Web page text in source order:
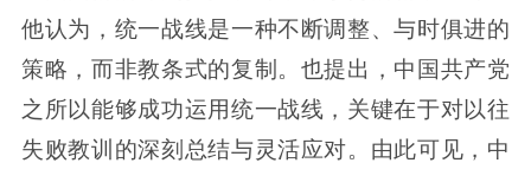
他认为，统一战线是一种不断调整、与时俱进的
策略，而非教条式的复制。也提出，中国共产党
之所以能够成功运用统一战线，关键在于对以往
失败教训的深刻总结与灵活应对。由此可见，中